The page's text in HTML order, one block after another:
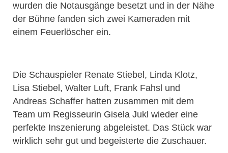
wurden die Notausgänge besetzt und in der Nähe
der Bühne fanden sich zwei Kameraden mit
einem Feuerlöscher ein.
Die Schauspieler Renate Stiebel, Linda Klotz,
Lisa Stiebel, Walter Luft, Frank Fahsl und
Andreas Schaffer hatten zusammen mit dem
Team um Regisseurin Gisela Jukl wieder eine
perfekte Inszenierung abgeleistet. Das Stück war
wirklich sehr gut und begeisterte die Zuschauer.